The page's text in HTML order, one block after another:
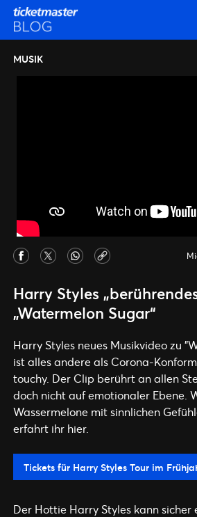
MUSIK
Harry Styles
„Watermelon Sugar“
Harry Styles neues Musikvideo zu
ist alles andere als Corona-
touchy. Der Clip berührt an allen
doch nicht auf emotionaler Ebene.
Wassermelone mit sinnlichen
erfahrt ihr hier.
Tickets für Harry Styles Tour im
Der Hottie Harry Styles kann sicher